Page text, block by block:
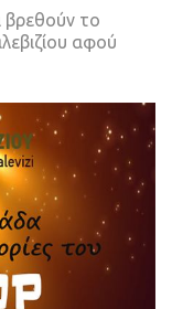
βρεθούν το
αφού